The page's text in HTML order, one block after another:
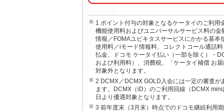
1 ポイント付与の対象となるケータイのご利
機能使用料およびユニバーサルサービス料の
情報／FOMAユビキタスサービスにかかる基
使用料／iモード情報料、コレクトコール通話
払金、ドコモ ケータイ払い（一部を除く）・
および利用料）、消費税、「ケータイ補償 お
対象外となります。
2 DCMX／DCMX GOLD入会には一定の審査
ます。DCMX（iD）のご利用回線（DCMX
日より優遇対象となります。
3 前年度末（3月末）時点でのドコモ継続利用